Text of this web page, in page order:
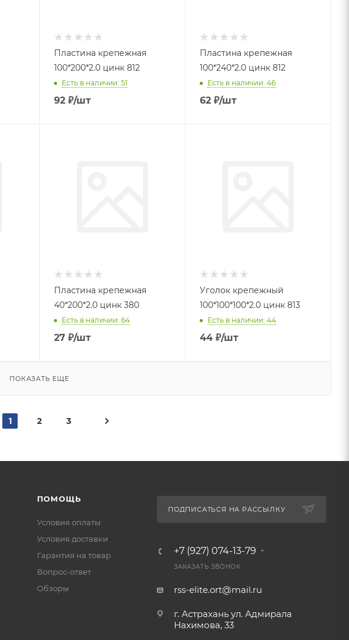
Пластина крепежная
100*200*2.0 цинк 812
Есть в наличии: 51
92₽/шт
Пластина крепежная
100*240*2.0 цинк 812
Есть в наличии: 46
62₽/шт
Пластина крепежная
40*200*2.0 цинк 380
Есть в наличии: 64
27₽/шт
Уголок крепежный
100*100*100*2.0 цинк 813
Есть в наличии: 44
44₽/шт
ПОКАЗАТЬ ЕЩЕ
1 2 3
ПОМОЩЬ
Условия оплаты
Условия доставки
Гарантия на товар
Вопрос-ответ
Обзоры
ПОДПИСАТЬСЯ НА РАССЫЛКУ
+7 (927) 074-13-79
ЗАКАЗАТЬ ЗВОНОК
rss-elite.ort@mail.ru
г. Астрахань ул. Адмирала
Нахимова, 33